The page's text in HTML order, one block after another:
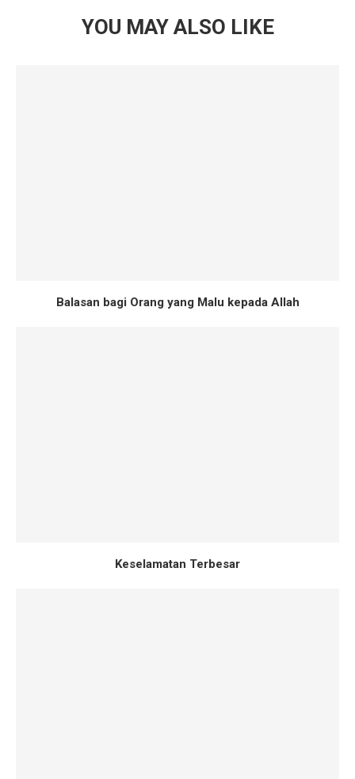
YOU MAY ALSO LIKE
Balasan bagi Orang yang Malu kepada Allah
Keselamatan Terbesar